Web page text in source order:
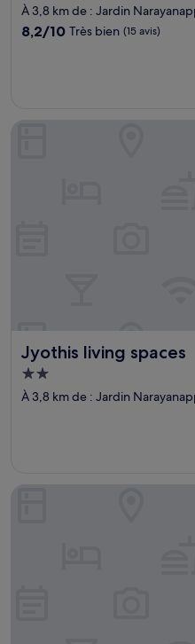
3.0 étoiles
À 3,8 km de : Jardin
8.2
8,2/10 Très bien (15 avis)
Jyothis living spaces
Jyothis living spaces
Hébergement
2.0 étoiles
À 3,8 km de : Jardin
Jyothis living spaces